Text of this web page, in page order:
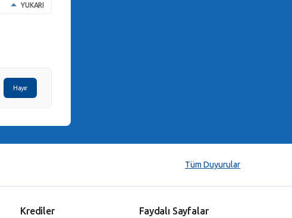
YUKARI
Hayır
Tüm Duyurular
Krediler Faydalı Sayfalar